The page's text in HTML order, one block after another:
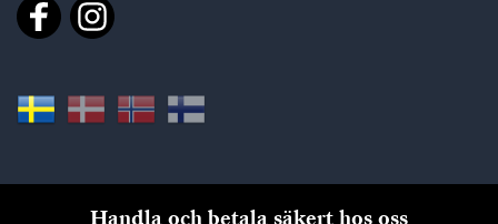
Handla och betala säkert hos oss